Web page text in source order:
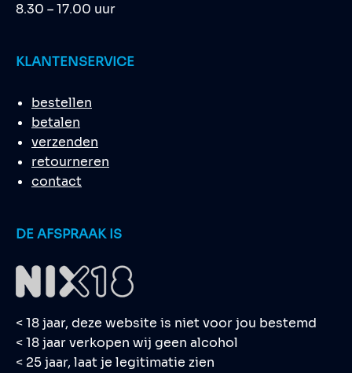
8.30 – 17.00 uur
KLANTENSERVICE
bestellen
betalen
verzenden
retourneren
contact
DE AFSPRAAK IS
< 18 jaar, deze website is niet voor jou bestemd
< 18 jaar verkopen wij geen alcohol
< 25 jaar, laat je legitimatie zien